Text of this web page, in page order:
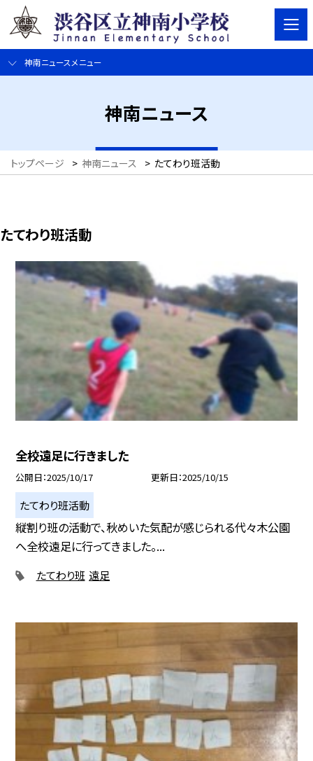
神南ニュースメニュー
神南ニュース
トップページ > 神南ニュース > たてわり班活動
たてわり班活動
全校遠足に行きました
公開日 2025/10/17 更新日 2025/10/15
たてわり班活動
縦割り班の活動で、秋めいた気配が感じられる代々木公園
へ全校遠足に行ってきました。...
たてわり班 遠足